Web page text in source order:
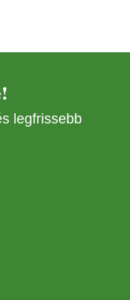
legfrissebb